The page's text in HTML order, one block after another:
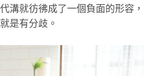
溝就彷彿成了一個負面的形容，
是有分歧。